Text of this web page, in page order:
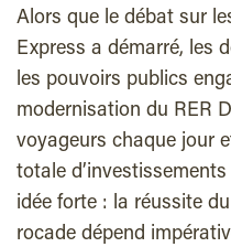
Alors que le débat sur
Express a démarré, les
les pouvoirs publics
modernisation du RER
voyageurs chaque jour
totale
idée forte : la réussite
rocade dépend